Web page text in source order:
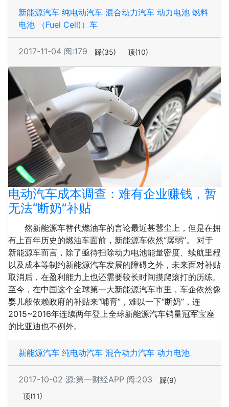
新能源汽车 纯电动汽车 混合动力汽车 动力电池 燃料
电池 （Fuel Cell)）车
2017-11-04 阅:179 踩(35) 顶(10)
电动汽车成本调查：难有企业赚钱，暂
无法“断奶”补贴
然新能源车替代燃油车的言论最近甚嚣尘上，但是在拥
有上百年历史的燃油车面前，新能源车依然“孱弱”。 对于
新能源车而言，除了亟待扫除动力电池能量密度、续航里程
以及成本等制约新能源汽车发展的障碍之外，未来面对补贴
取消后，在盈利能力上也还需要较长时间摸爬滚打的历练。
至今，在中国这个全球第一大新能源汽车市里，车企依然像
婴儿般依赖政府的补贴来“哺育”，难以一下“断奶”，连
2015~2016年连续两年登上全球新能源汽车销量冠军宝座
的比亚迪也不例外。
新能源汽车 纯电动汽车 混合动力汽车 动力电池
2017-10-02 源:第一财经APP 阅:203 踩(9)
顶(11)